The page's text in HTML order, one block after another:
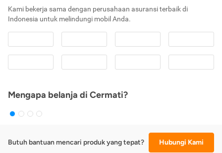
Kami bekerja sama dengan perusahaan asuransi terbaik di
Indonesia untuk melindungi mobil Anda.
Mengapa belanja di Cermati?
Butuh bantuan mencari produk yang tepat? Hubungi Kami